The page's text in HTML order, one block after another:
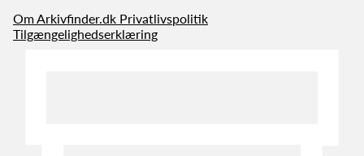
Om Arkivfinder.dk Privatlivspolitik
Tilgængelighedserklæring